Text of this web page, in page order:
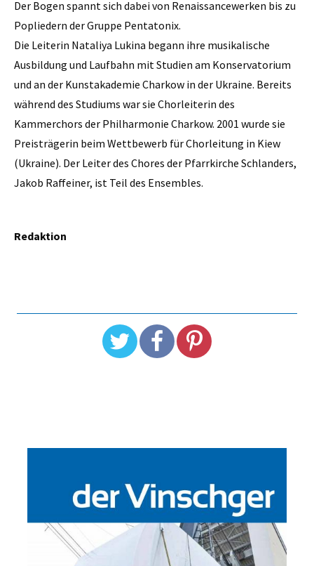
Der Bogen spannt sich dabei von Renaissancewerken bis zu
Popliedern der Gruppe Pentatonix.
Die Leiterin Nataliya Lukina begann ihre musikalische
Ausbildung und Laufbahn mit Studien am Konservatorium
und an der Kunstakademie Charkow in der Ukraine. Bereits
während des Studiums war sie Chorleiterin des
Kammerchors der Philharmonie Charkow. 2001 wurde sie
Preisträgerin beim Wettbewerb für Chorleitung in Kiew
(Ukraine). Der Leiter des Chores der Pfarrkirche Schlanders,
Jakob Raffeiner, ist Teil des Ensembles.
Redaktion